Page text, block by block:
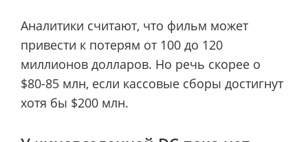
Аналитики считают, что фильм может
привести к потерям от 100 до 120
миллионов долларов. Но речь скорее о
$80-85 млн, если кассовые сборы достигнут
хотя бы $200 млн.